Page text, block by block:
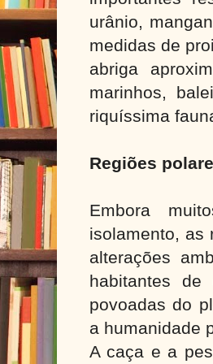
urânio,
medidas de
abriga
marinhos,
riquíssima
Regiões
Embora
isolamento, as
alterações
habitantes
povoadas do
a humanidade
A caça e a